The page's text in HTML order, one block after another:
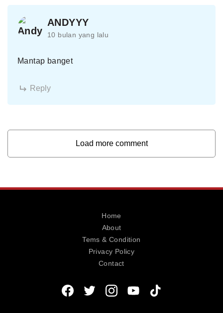
ANDYYY
10 bulan yang lalu
Mantap banget
Reply
Load more comment
Home
About
Tems & Condition
Privacy Policy
Contact